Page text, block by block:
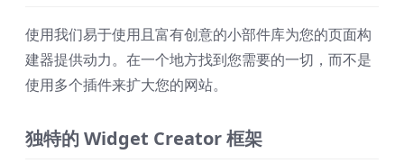
使用我们易于使用且富有创意的小部件库为您的页面构
建器提供动力。在一个地方找到您需要的一切，而不是
使用多个插件来扩大您的网站。
独特的 Widget Creator 框架